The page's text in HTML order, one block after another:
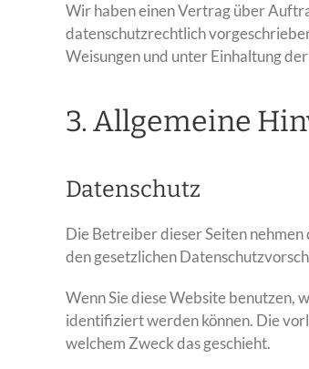
Wir haben einen Vertrag über
datenschutzrechtlich
Weisungen und unter Einhaltung
3. Allgemeine
Datenschutz
Die Betreiber dieser Seiten
den gesetzlichen
Wenn Sie diese Website benutzen,
identifiziert werden können. Die
welchem Zweck das geschieht.